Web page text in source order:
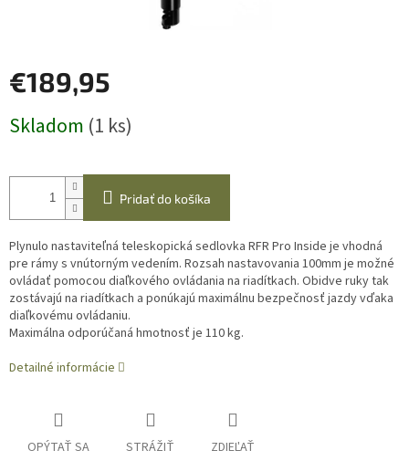
€189,95
cena:
Skladom (1 ks)
Pridať do košíka
Plynulo nastaviteľná teleskopická sedlovka RFR Pro Inside je vhodná
pre rámy s vnútorným vedením. Rozsah nastavovania 100mm je možné
ovládať pomocou diaľkového ovládania na riadítkach. Obidve ruky tak
zostávajú na riadítkach a ponúkajú maximálnu bezpečnosť jazdy vďaka
diaľkovému ovládaniu.
Maximálna odporúčaná hmotnosť je 110 kg.
Detailné informácie
OPÝTAŤ SA STRÁŽIŤ ZDIEĽAŤ